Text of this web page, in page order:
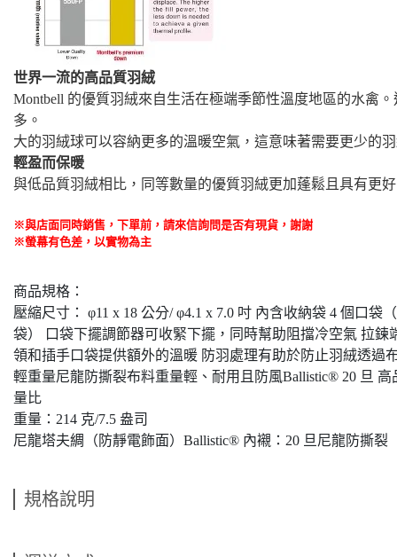
世界一流的高品質羽絨
Montbell 的優質羽絨來自生活在極端季節性溫度地區的水禽。
多。
大的羽絨球可以容納更多的溫暖空氣，這意味著需要更少的
輕盈而保暖
與低品質羽絨相比，同等數量的優質羽絨更加蓬鬆且具有更
※與店面同時銷售 ， 下單前 ， 請來信詢問是否有現貨，謝謝
※螢幕有色差，以實物為主
商品規格：
壓縮尺寸： φ11 x 18 公分/ φ4.1 x 7.0 吋 內含收納袋 4 個口袋
袋） 口袋下擺調節器可收緊下擺，同時幫助阻擋冷空氣 拉
領和插手口袋提供額外的溫暖 防羽處理有助於防止羽絨透過
輕重量尼龍防撕裂布料重量輕、耐用且防風Ballistic® 20 旦
量比
重量：214 克/7.5 盎司
尼龍塔夫綢（防靜電飾面）Ballistic® 內襯：20 旦尼龍防撕
規格說明